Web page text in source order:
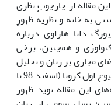
مقاله از چارچوب نظری
به خانه و نظریهٔ ظهور
دانا هاراوی دربارهٔ
و همچنین، برخی
مجازی بر زنان و تحلیل
کیفی محتوای اینستاگرامی به‌هنگام شیوع اول کرونا (اسفند 98 تا
این مقاله نوید ظهور